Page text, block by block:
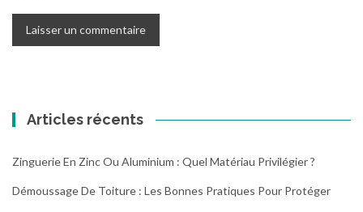
Articles récents
Zinguerie En Zinc Ou Aluminium : Quel Matériau Privilégier ?
Démoussage De Toiture : Les Bonnes Pratiques Pour Protéger